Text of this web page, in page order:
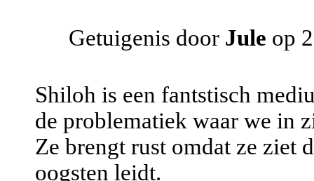
Getuigenis door Jule op
Shiloh is een fantstisch
de problematiek waar we in
Ze brengt rust omdat ze ziet
oogsten leidt.